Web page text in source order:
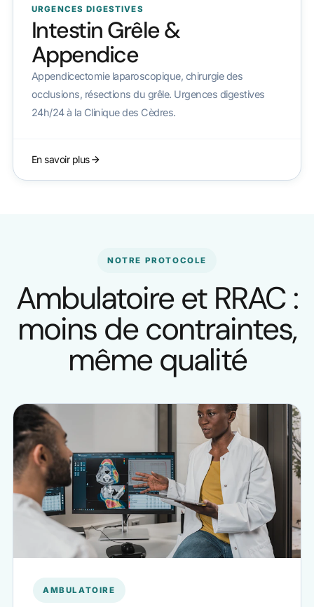
URGENCES DIGESTIVES
Intestin Grêle &
Appendice
Appendicectomie laparoscopique, chirurgie des
occlusions, résections du grêle. Urgences digestives
24h/24 à la Clinique des Cèdres.
En savoir plus
NOTRE PROTOCOLE
Ambulatoire et RRAC :
moins de contraintes,
même qualité
AMBULATOIRE